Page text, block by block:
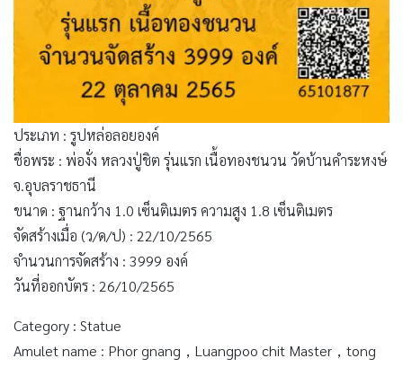
ประเภท : รูปหล่อลอยองค์
ชื่อพระ : พ่องั่ง หลวงปู่ชิต รุ่นแรก เนื้อทองชนวน วัดบ้านคำระหงษ์
จ.อุบลราชธานี
ขนาด : ฐานกว้าง 1.0 เซ็นติเมตร ความสูง 1.8 เซ็นติเมตร
จัดสร้างเมื่อ (ว/ด/ป) : 22/10/2565
จำนวนการจัดสร้าง : 3999 องค์
วันที่ออกบัตร : 26/10/2565
Category : Statue
Amulet name : Phor gnang，Luangpoo chit Master，tong